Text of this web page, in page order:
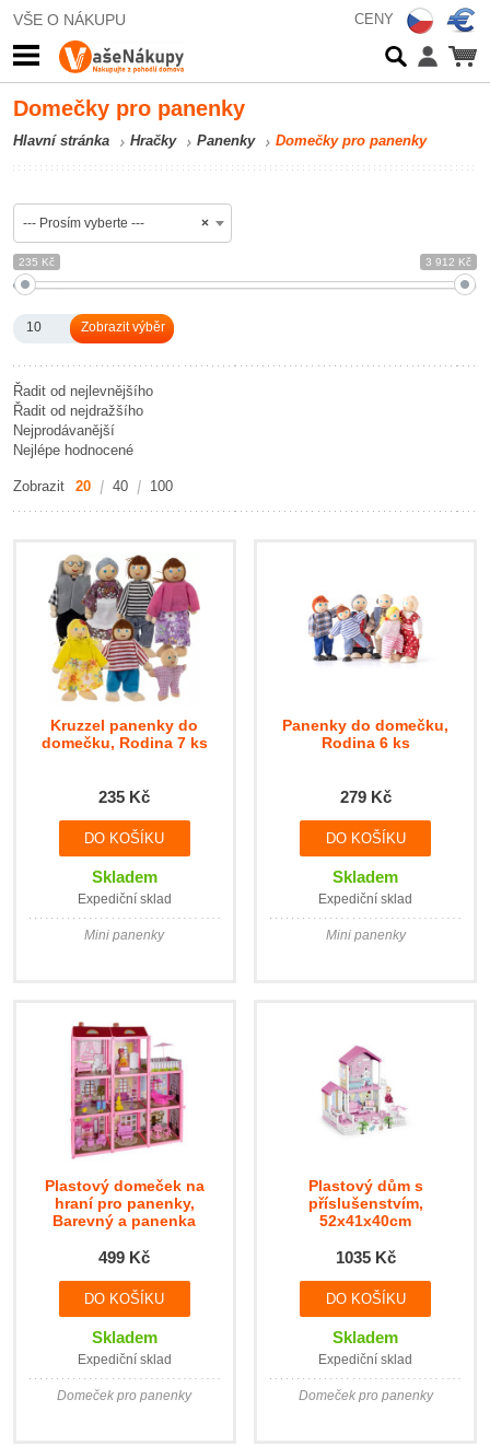
VŠE O NÁKUPU CENY
Domečky pro panenky
Hlavní stránka Hračky Panenky Domečky pro panenky
×
--- Prosím vyberte ---
235 Kč 3 912 Kč
10
Řadit od nejlevnějšího
Řadit od nejdražšího
Nejprodávanější
Nejlépe hodnocené
Zobrazit 20 40 100
Kruzzel panenky do
domečku, Rodina 7 ks
235 Kč
Skladem
Expediční sklad
Mini panenky
Panenky do domečku,
Rodina 6 ks
279 Kč
Skladem
Expediční sklad
Mini panenky
Plastový domeček na
hraní pro panenky,
Barevný a panenka
499 Kč
Skladem
Expediční sklad
Domeček pro panenky
Plastový dům s
příslušenstvím,
52x41x40cm
1035 Kč
Skladem
Expediční sklad
Domeček pro panenky